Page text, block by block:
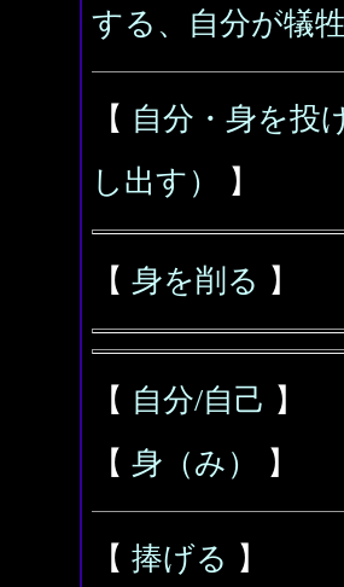
する、自分が犠
【 自分・身を投
し出す）
】
【 身を削る 】
【 自分/自己 】
【 身（み） 】
【 捧げる 】